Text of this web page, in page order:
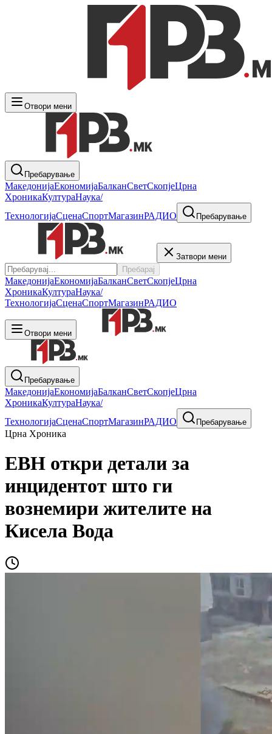
Отвори мени
Пребарување
МакедонијаЕкономијаБалканСветСкопјеЦрна
ХроникаКултураНаука/
ТехнологијаСценаСпортМагазинРАДИО Пребарување
Затвори мени
Пребарај
МакедонијаЕкономијаБалканСветСкопјеЦрна
ХроникаКултураНаука/
ТехнологијаСценаСпортМагазинРАДИО
Отвори мени
Пребарување
МакедонијаЕкономијаБалканСветСкопјеЦрна
ХроникаКултураНаука/
ТехнологијаСценаСпортМагазинРАДИО Пребарување
Црна Хроника
ЕВН откри детали за
инцидентот што ги
вознемири жителите на
Кисела Вода